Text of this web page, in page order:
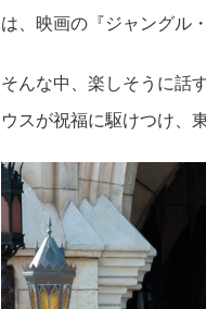
は、映画の『ジャングル
そんな中、楽しそうに話
ウスが祝福に駆けつけ、